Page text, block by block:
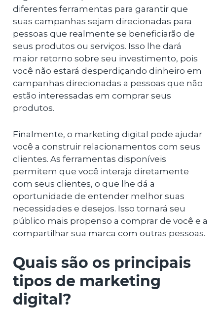
diferentes ferramentas para garantir que
suas campanhas sejam direcionadas para
pessoas que realmente se beneficiarão de
seus produtos ou serviços. Isso lhe dará
maior retorno sobre seu investimento, pois
você não estará desperdiçando dinheiro em
campanhas direcionadas a pessoas que não
estão interessadas em comprar seus
produtos.
Finalmente, o marketing digital pode ajudar
você a construir relacionamentos com seus
clientes. As ferramentas disponíveis
permitem que você interaja diretamente
com seus clientes, o que lhe dá a
oportunidade de entender melhor suas
necessidades e desejos. Isso tornará seu
público mais propenso a comprar de você e a
compartilhar sua marca com outras pessoas.
Quais são os principais
tipos de marketing
digital?